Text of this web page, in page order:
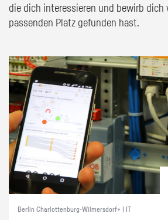
die dich interessieren und bewirb dich
passenden Platz gefunden hast.
Berlin Charlottenburg-Wilmersdorf+ | IT